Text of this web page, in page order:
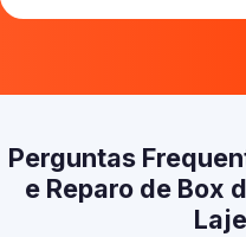
Perguntas
e Reparo de Box